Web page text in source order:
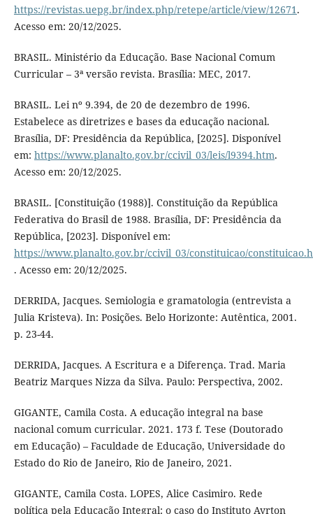
https://revistas.uepg.br/index.php/retepe/article/view/12671 .
Acesso em: 20/12/2025.
BRASIL. Ministério da Educação. Base Nacional Comum
Curricular – 3ª versão revista. Brasília: MEC, 2017.
BRASIL. Lei nº 9.394, de 20 de dezembro de 1996.
Estabelece as diretrizes e bases da educação nacional.
Brasília, DF: Presidência da República, [2025]. Disponível
em: https://www.planalto.gov.br/ccivil_03/leis/l9394.htm.
Acesso em: 20/12/2025.
BRASIL. [Constituição (1988)]. Constituição da República
Federativa do Brasil de 1988. Brasília, DF: Presidência da
República, [2023]. Disponível em:
https://www.planalto.gov.br/ccivil_03/constituicao/
. Acesso em: 20/12/2025.
DERRIDA, Jacques. Semiologia e gramatologia (entrevista a
Julia Kristeva). In: Posições. Belo Horizonte: Autêntica, 2001.
p. 23-44.
DERRIDA, Jacques. A Escritura e a Diferença. Trad. Maria
Beatriz Marques Nizza da Silva. Paulo: Perspectiva, 2002.
GIGANTE, Camila Costa. A educação integral na base
nacional comum curricular. 2021. 173 f. Tese (Doutorado
em Educação) – Faculdade de Educação, Universidade do
Estado do Rio de Janeiro, Rio de Janeiro, 2021.
GIGANTE, Camila Costa. LOPES, Alice Casimiro. Rede
política pela Educação Integral: o caso do Instituto Ayrton